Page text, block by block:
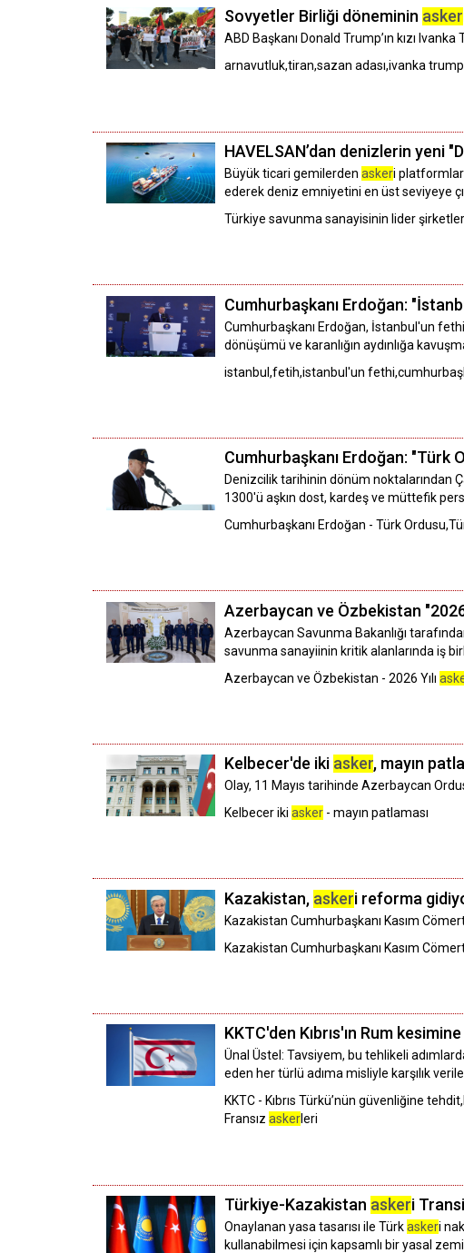
Sovyetler Birliği döneminin asker
ABD Başkanı Donald Trump’ın kızı
arnavutluk,tiran,sazan adası,ivanka trump
HAVELSAN’dan denizlerin yeni
Büyük ticari gemilerden askeri
ederek deniz emniyetini en üst seviyeye
Türkiye savunma sanayisinin lider
Cumhurbaşkanı Erdoğan:
Cumhurbaşkanı Erdoğan, İstanbul'un
dönüşümü ve karanlığın aydınlığa
istanbul,fetih,istanbul'un
Cumhurbaşkanı Erdoğan: "Türk
Denizcilik tarihinin dönüm noktalarından
1300'ü aşkın dost, kardeş ve müttefik
Cumhurbaşkanı Erdoğan - Türk
Azerbaycan ve Özbekistan "2026
Azerbaycan Savunma Bakanlığı
savunma sanayiinin kritik alanlarında iş
Azerbaycan ve Özbekistan - 2026 Yılı
Kelbecer'de iki asker, mayın
Olay, 11 Mayıs tarihinde Azerbaycan
Kelbecer iki asker - mayın patlaması
Kazakistan, askeri reforma
​​​​​​​Kazakistan Cumhurbaşkanı Kasım
Kazakistan Cumhurbaşkanı Kasım
KKTC'den Kıbrıs'ın Rum
Ünal Üstel: Tavsiyem, bu tehlikeli
eden her türlü adıma misliyle karşılık
KKTC - Kıbrıs Türkü’nün güvenliğine
Fransız askerleri
Türkiye-Kazakistan askeri
Onaylanan yasa tasarısı ile Türkaskeri
kullanabilmesi için kapsamlı bir yasal